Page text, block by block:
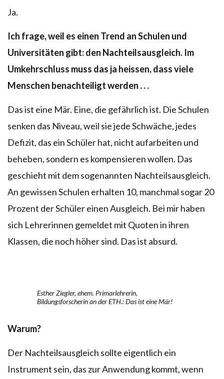
Ja.
Ich frage, weil es einen Trend an Schulen und
Universitäten gibt: den Nachteilsausgleich. Im
Umkehrschluss muss das ja heissen, dass viele
Menschen benachteiligt werden . . .
Das ist eine Mär. Eine, die gefährlich ist. Die Schulen
senken das Niveau, weil sie jede Schwäche, jedes
Defizit, das ein Schüler hat, nicht aufarbeiten und
beheben, sondern es kompensieren wollen. Das
geschieht mit dem sogenannten Nachteilsausgleich.
An gewissen Schulen erhalten 10, manchmal sogar 20
Prozent der Schüler einen Ausgleich. Bei mir haben
sich Lehrerinnen gemeldet mit Quoten in ihren
Klassen, die noch höher sind. Das ist absurd.
Esther Ziegler, ehem. Primarlehrerin,
Bildungsforscherin an der ETH.: Das ist eine Mär!
Warum?
Der Nachteilsausgleich sollte eigentlich ein
Instrument sein, das zur Anwendung kommt, wenn